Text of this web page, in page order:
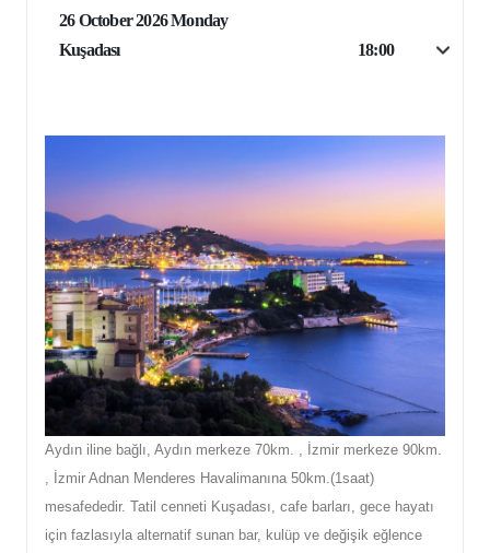
26 October 2026 Monday
Kuşadası
18:00
Aydın iline bağlı, Aydın merkeze 70km. , İzmir merkeze 90km.
, İzmir Adnan Menderes Havalimanına 50km.(1saat)
mesafededir. Tatil cenneti Kuşadası, cafe barları, gece hayatı
için fazlasıyla alternatif sunan bar, kulüp ve değişik eğlence